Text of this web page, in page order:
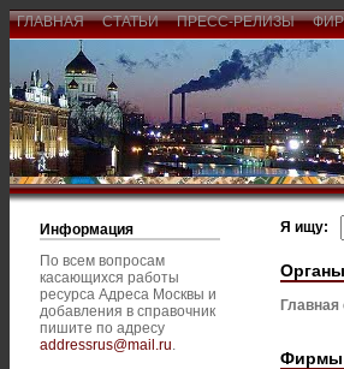
ГЛАВНАЯ СТАТЬИ ПРЕСС-РЕЛИЗЫ
Информация
По всем вопросам
касающихся работы
ресурса Адреса Москвы и
добавления в справочник
пишите по адресу
addressrus@mail.ru.
Я ищу:
Главная
Фирмы